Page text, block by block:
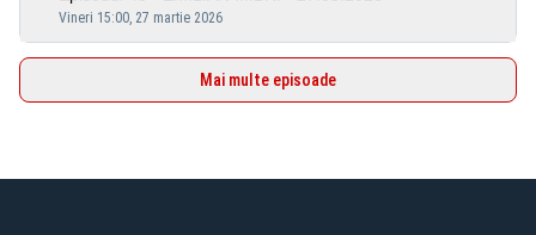
Vineri 15:00, 27 martie 2026
Mai multe episoade